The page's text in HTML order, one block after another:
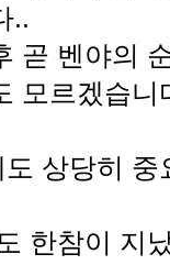
..
곧 벤야의
모르겠습니
상당히
한참이 지